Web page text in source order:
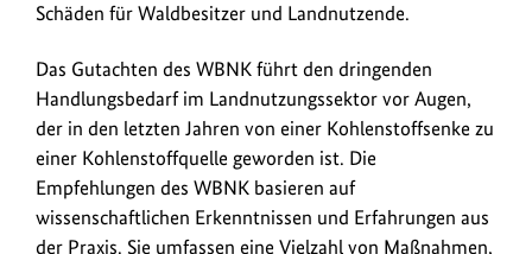
Schäden für Waldbesitzer und Landnutzende.
Das Gutachten des WBNK führt den dringenden
Handlungsbedarf im Landnutzungssektor vor Augen,
der in den letzten Jahren von einer Kohlenstoffsenke zu
einer Kohlenstoffquelle geworden ist. Die
Empfehlungen des WBNK basieren auf
wissenschaftlichen Erkenntnissen und Erfahrungen aus
der Praxis. Sie umfassen eine Vielzahl von Maßnahmen,